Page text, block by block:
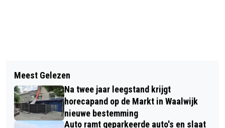
MAN MET MES AANGEHOUDEN BIJ
CAFÉ IN WAALWIJK NA MELDING VAN
BEDREIGING
PROEFRIT MAKEN OP EEN DUO-FIETS
TIJDENS VOORJAARSMARKT BALADE
IN WAALWIJK
Meest Gelezen
Na twee jaar leegstand krijgt
horecapand op de Markt in Waalwijk
nieuwe bestemming
Auto ramt geparkeerde auto's en slaat